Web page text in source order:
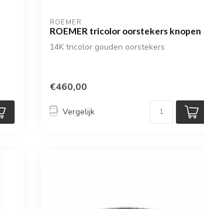
ROEMER
ROEMER tricolor oorstekers knopen
14K tricolor gouden oorstekers
€460,00
Vergelijk